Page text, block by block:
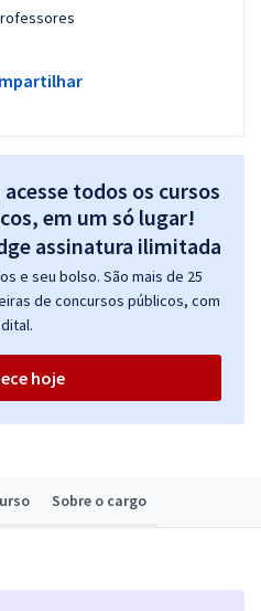
Sobre o cargo
todos os cursos
em um só lugar!
e seu bolso. São mais de 25
de concursos públicos, com
hoje